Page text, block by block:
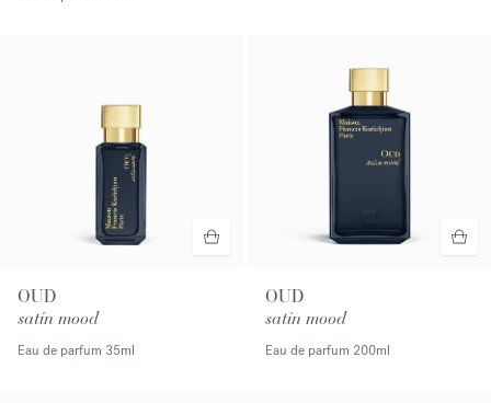
OUD
satin mood
Eau de parfum 35ml
OUD
satin mood
Eau de parfum 200ml